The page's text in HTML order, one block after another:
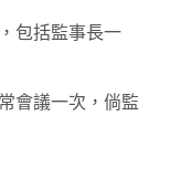
包括監事長一
會議一次，倘監